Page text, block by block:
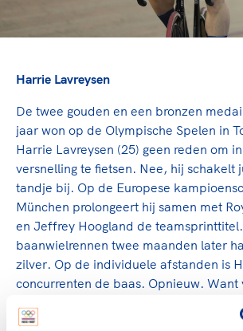
Harrie Lavreysen
De twee gouden en een bronzen
jaar won op de Olympische Spelen in
Harrie Lavreysen (25) geen reden om
versnelling te fietsen. Nee, hij schakelt
tandje bij. Op de Europese
München prolongeert hij samen met
en Jeffrey Hoogland de
baanwielrennen twee maanden later
zilver. Op de individuele afstanden is
concurrenten de baas. Opnieuw. Want
keer op rij is hij de absolute nummer
op de keirin. Op de sprint, het